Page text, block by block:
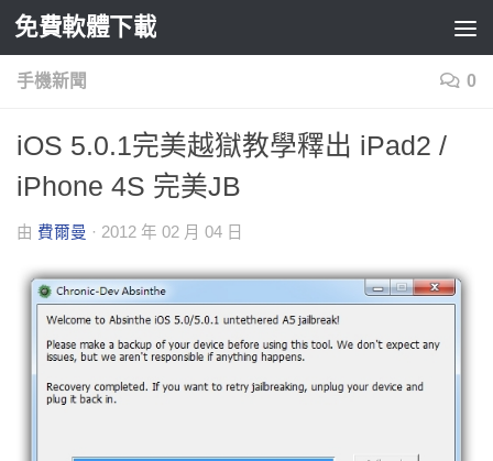
Skip to content
免費軟體下載
手機新聞 0
iOS 5.0.1完美越獄教學釋出 iPad2 /
iPhone 4S 完美JB
由 費爾曼 · 2012 年 02 月 04 日